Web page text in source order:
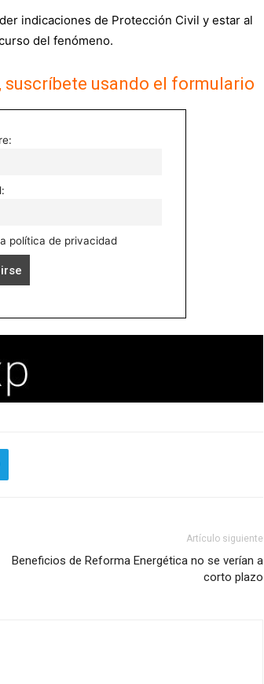
indicaciones de Protección Civil y estar al
del fenómeno.
usando el formulario
política de privacidad
Artículo siguiente
Beneficios de Reforma Energética no se verían a
corto plazo